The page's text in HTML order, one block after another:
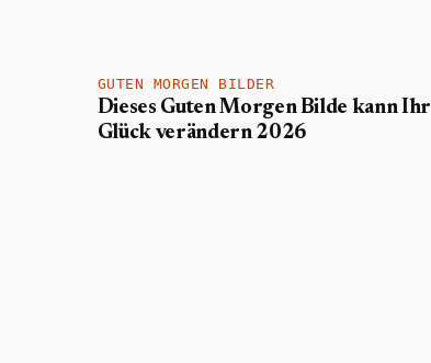
GUTEN MORGEN BILDER
Dieses Guten Morgen Bilde kann Ihr
Glück verändern 2026